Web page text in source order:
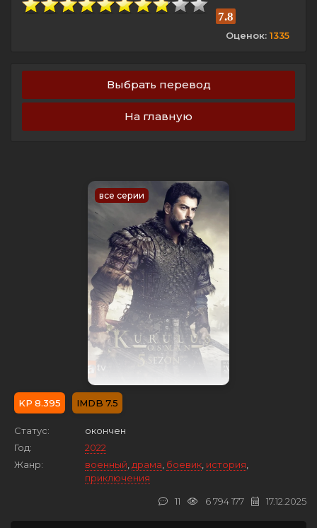
7.8
Оценок: 1335
Выбрать перевод
На главную
все серии
8.395 7.5
Статус:
окончен
Год:
2022
Жанр:
военный драма боевик история
приключения
17.12.2025
6 794 177
11